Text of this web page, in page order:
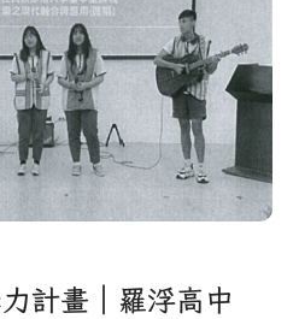
計畫｜羅浮高中